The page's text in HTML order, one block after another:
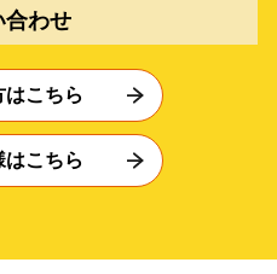
合わせ
はこちら
はこちら